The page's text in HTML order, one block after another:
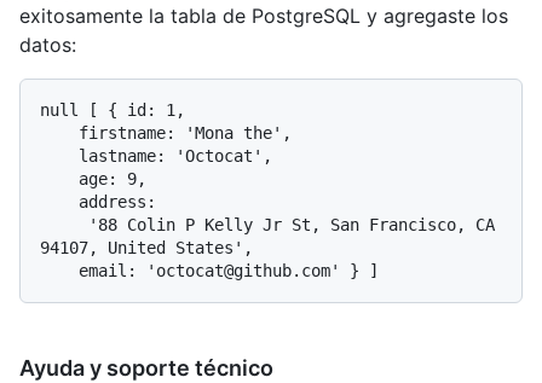
exitosamente la tabla de PostgreSQL y agregaste los
datos:
null [ { id: 1,
94107, United States',
Ayuda y soporte técnico